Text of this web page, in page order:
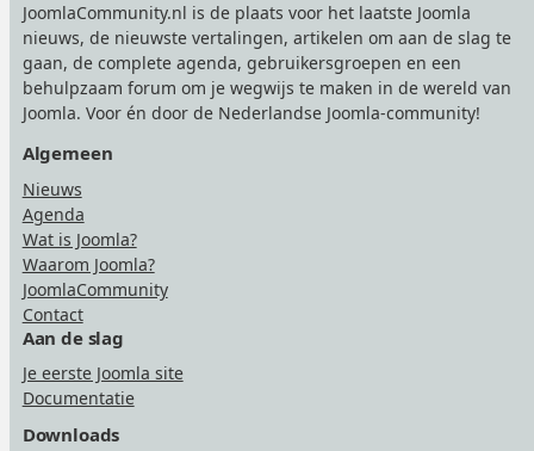
JoomlaCommunity.nl is de plaats voor het laatste Joomla
nieuws, de nieuwste vertalingen, artikelen om aan de slag te
gaan, de complete agenda, gebruikersgroepen en een
behulpzaam forum om je wegwijs te maken in de wereld van
Joomla. Voor én door de Nederlandse Joomla-community!
Algemeen
Nieuws
Agenda
Wat is Joomla?
Waarom Joomla?
JoomlaCommunity
Contact
Aan de slag
Je eerste Joomla site
Documentatie
Downloads